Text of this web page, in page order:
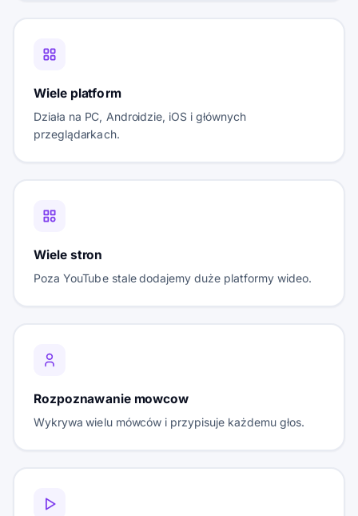
Wiele platform
Działa na PC, Androidzie, iOS i głównych
przeglądarkach.
Wiele stron
Poza YouTube stale dodajemy duże platformy wideo.
Rozpoznawanie mowcow
Wykrywa wielu mówców i przypisuje każdemu głos.